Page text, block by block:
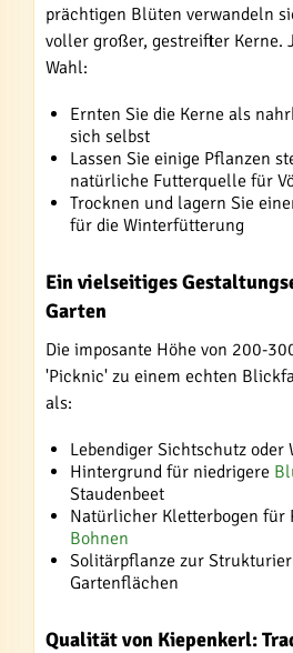
prächtigen Blüten verwandeln
voller großer, gestreifter Kerne.
Wahl:
Ernten Sie die Kerne als
sich selbst
Lassen Sie einige Pflanzen
natürliche Futterquelle für
Trocknen und lagern Sie
für die Winterfütterung
Ein vielseitiges
Garten
Die imposante Höhe von 200-
'Picknic' zu einem echten
als:
Lebendiger Sichtschutz oder
Hintergrund für niedrigere
Staudenbeet
Natürlicher Kletterbogen für
Bohnen
Solitärpflanze zur
Gartenflächen
Qualität von Kiepenkerl: